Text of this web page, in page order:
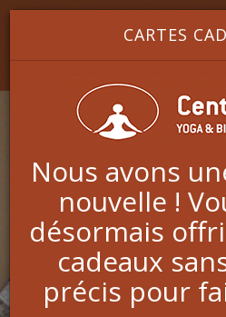
Image 1
Image 2
Image 3
YOGA & BIEN-ÊTRE
CENTRE
BIEN-ÊTRE
CARTES
Nous avons
nouvelle !
désormais
cadeaux
précis pour